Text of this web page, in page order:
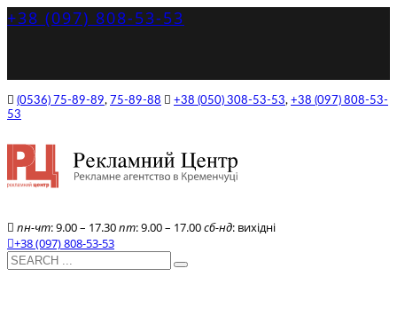
+38 (097) 808-53-53
(0536) 75-89-89, 75-89-88 +38 (050) 308-53-53, +38 (097) 808-53-
53
пн-чт: 9.00 – 17.30пт: 9.00 – 17.00сб-нд: вихідні
+38 (097) 808-53-53